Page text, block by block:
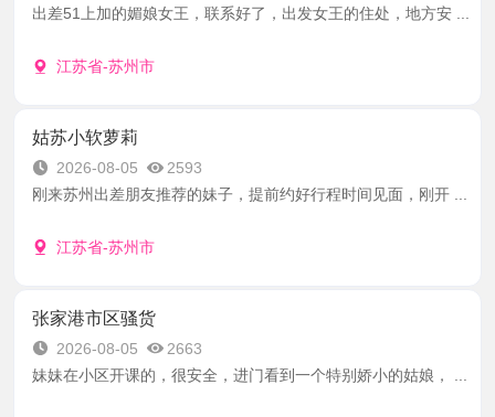
出差51上加的媚娘女王，联系好了，出发女王的住处，地方安 ...
江苏省-苏州市
姑苏小软萝莉
2026-08-05
2593
刚来苏州出差朋友推荐的妹子，提前约好行程时间见面，刚开 ...
江苏省-苏州市
张家港市区骚货
2026-08-05
2663
妹妹在小区开课的，很安全，进门看到一个特别娇小的姑娘， ...